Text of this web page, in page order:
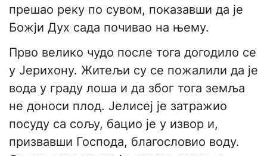
прешао реку по сувом, показавши да је
Божји Дух сада почивао на њему.
Прво велико чудо после тога догодило се
у Јерихону. Житељи су се пожалили да је
вода у граду лоша и да због тога земља
не доноси плод. Јелисеј је затражио
посуду са сољу, бацио је у извор и,
призвавши Господа, благословио воду.